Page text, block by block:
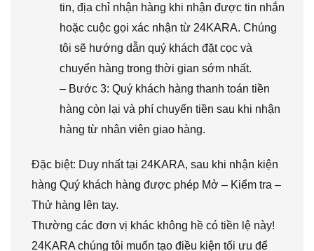
tin, địa chỉ nhận hàng khi nhận được tin nhắn
hoặc cuộc gọi xác nhận từ 24KARA. Chúng
tôi sẽ hướng dẫn quý khách đặt cọc và
chuyển hàng trong thời gian sớm nhất.
– Bước 3: Quý khách hàng thanh toán tiền
hàng còn lại và phí chuyển tiền sau khi nhận
hàng từ nhân viên giao hàng.
Đặc biệt: Duy nhất tại 24KARA, sau khi nhận kiện
hàng Quý khách hàng được phép Mở – Kiểm tra –
Thử hàng lên tay.
Thường các đơn vị khác không hề có tiền lệ này!
24KARA chúng tôi muốn tạo điều kiện tối ưu để